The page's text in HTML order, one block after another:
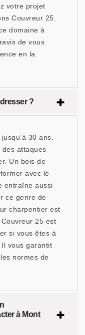
votre projet
Couvreur 25.
domaine à
de vous
en la
?
30 ans.
des attaques
Un bois de
avec le
entraîne aussi
ce genre de
charpentier est
25 est
si vous êtes à
Il vous garantit
normes de
à Mont